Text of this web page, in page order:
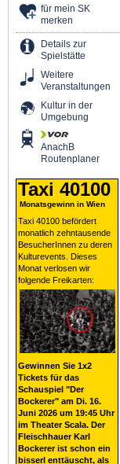
für mein SK
merken
Details zur
Spielstätte
Weitere
Veranstaltungen
Kultur in der
Umgebung
AnachB
Routenplaner
Taxi 40100
Monatsgewinn in Wien
Taxi 40100 befördert
monatlich zehntausende
BesucherInnen zu deren
Kulturevents. Dieses
Monat verlosen wir
folgende Freikarten:
Gewinnen Sie 1x2
Tickets für das
Schauspiel "Der
Bockerer" am Di. 16.
Juni 2026 um 19:45 Uhr
im Theater Scala. Der
Fleischhauer Karl
Bockerer ist schon ein
bisserl enttäuscht, als